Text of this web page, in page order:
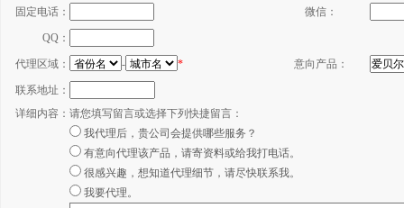
固定电话： 微信：
QQ：
代理区域： - * 意向产品：
联系地址：
详细内容： 请您填写留言或选择下列快捷留言：
我代理后，贵公司会提供哪些服务？
有意向代理该产品，请寄资料或给我打电话。
很感兴趣，想知道代理细节，请尽快联系我。
我要代理。